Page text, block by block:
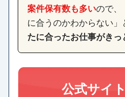
案件保有数も多いので、
に合うのかわからない」
たに合ったお仕事がきっ
公式サイ